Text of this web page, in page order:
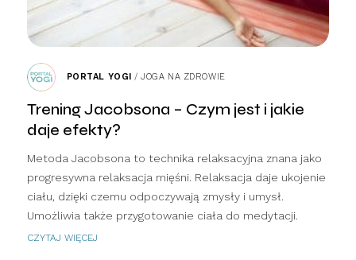
PORTAL YOGI /JOGA NA ZDROWIE
Trening Jacobsona – Czym jest i jakie
daje efekty?
Metoda Jacobsona to technika relaksacyjna znana jako
progresywna relaksacja mięśni. Relaksacja daje ukojenie
ciału, dzięki czemu odpoczywają zmysły i umysł.
Umożliwia także przygotowanie ciała do medytacji.
CZYTAJ WIĘCEJ